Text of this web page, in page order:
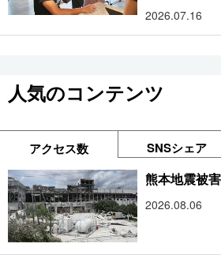
2026.07.16
人気のコンテンツ
アクセス数 SNSシェア
熊本地震被
2026.08.06